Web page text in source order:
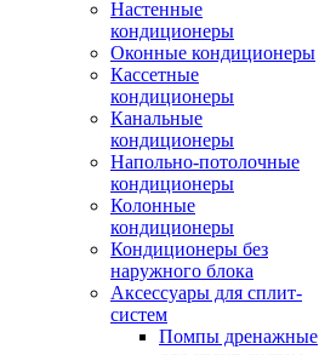
Настенные
кондиционеры
Оконные кондиционеры
Кассетные
кондиционеры
Канальные
кондиционеры
Напольно-потолочные
кондиционеры
Колонные
кондиционеры
Кондиционеры без
наружного блока
Аксессуары для сплит-
систем
Помпы дренажные